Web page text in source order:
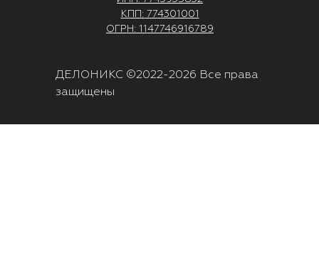
ДЕЛОНИКС ©2022-2026 Все права
защищены
КПП: 774301001
ОГРН: 1147746916789